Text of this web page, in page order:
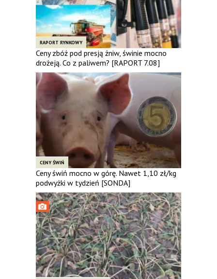
RAPORT RYNKOWY
Ceny zbóż pod presją żniw, świnie mocno
drożeją. Co z paliwem? [RAPORT 7.08]
CENY ŚWIŃ
Ceny świń mocno w górę. Nawet 1,10 zł/kg
podwyżki w tydzień [SONDA]